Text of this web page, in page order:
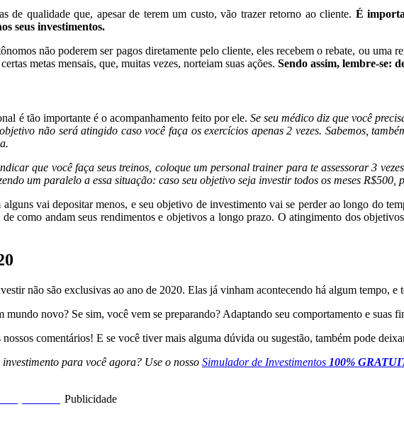
de qualidade que, apesar de terem um custo, vão trazer retorno ao cliente. É
seus investimentos.
não poderem ser pagos diretamente pelo cliente, eles recebem o rebate, ou uma
metas mensais, que, muitas vezes, norteiam suas ações. Sendo assim, lembre-se:
é tão importante é o acompanhamento feito por ele. Se seu médico diz que você
não será atingido caso você faça os exercícios apenas 2 vezes. Sabemos,
que você faça seus treinos, coloque um personal trainer para te assessorar 3
um paralelo a essa situação: caso seu objetivo seja investir todos os meses
vai depositar menos, e seu objetivo de investimento vai se perder ao longo do
como andam seus rendimentos e objetivos a longo prazo. O atingimento dos
não são exclusivas ao ano de 2020. Elas já vinham acontecendo há algum tempo, e
novo? Se sim, você vem se preparando? Adaptando seu comportamento e suas
comentários! E se você tiver mais alguma dúvida ou sugestão, também pode
para você agora? Use o nosso Simulador de Investimentos 100%
Publicidade